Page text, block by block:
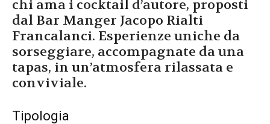
chi ama i cocktail d’autore, proposti
dal Bar Manger Jacopo Rialti
Francalanci. Esperienze uniche da
sorseggiare, accompagnate da una
tapas, in un’atmosfera rilassata e
conviviale.
Tipologia